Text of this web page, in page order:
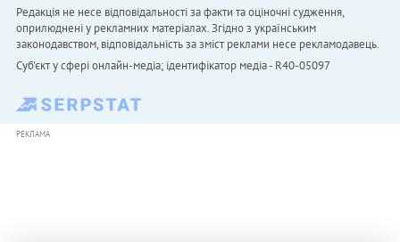
Редакція не несе відповідальності за факти та оціночні судження,
оприлюднені у рекламних матеріалах. Згідно з українським
законодавством, відповідальність за зміст реклами несе рекламодавець.
Cуб'єкт у сфері онлайн-медіа; ідентифікатор медіа - R40-05097
РЕКЛАМА